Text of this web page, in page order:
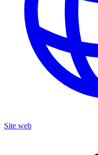
Site web